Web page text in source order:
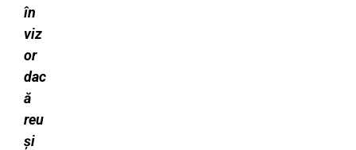
în
viz
or
dac
ă
reu
și